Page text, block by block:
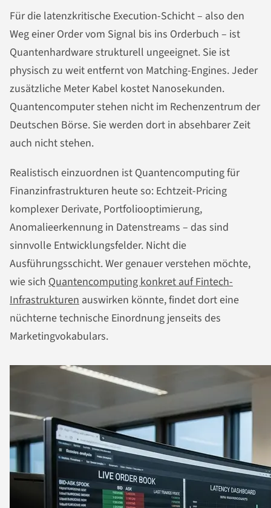
Für die latenzkritische Execution-Schicht – also den
Weg einer Order vom Signal bis ins Orderbuch – ist
Quantenhardware strukturell ungeeignet. Sie ist
physisch zu weit entfernt von Matching-Engines. Jeder
zusätzliche Meter Kabel kostet Nanosekunden.
Quantencomputer stehen nicht im Rechenzentrum der
Deutschen Börse. Sie werden dort in absehbarer Zeit
auch nicht stehen.
Realistisch einzuordnen ist Quantencomputing für
Finanzinfrastrukturen heute so: Echtzeit-Pricing
komplexer Derivate, Portfoliooptimierung,
Anomalieerkennung in Datenstreams – das sind
sinnvolle Entwicklungsfelder. Nicht die
Ausführungsschicht. Wer genauer verstehen möchte,
wie sich Quantencomputing konkret auf Fintech-
Infrastrukturen auswirken könnte, findet dort eine
nüchterne technische Einordnung jenseits des
Marketingvokabulars.